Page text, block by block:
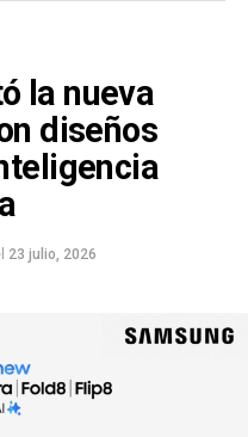
la nueva
diseños
23 julio, 2026